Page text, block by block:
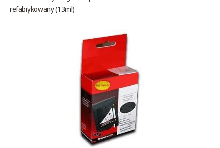
refabrykowany (13ml)